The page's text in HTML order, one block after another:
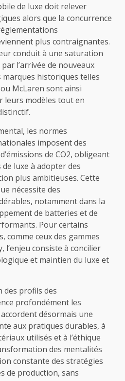
de luxe doit relever
alors que la concurrence
plus contraignantes.
conduit à une saturation
l’arrivée de nouveaux
marques historiques telles
McLaren sont ainsi
leurs modèles tout en
les normes
imposent des
de CO2, obligeant
luxe à adopter des
plus ambitieuses. Cette
nécessite des
notamment dans la
de batteries et de
Pour certains
comme ceux des gammes
l’enjeu consiste à concilier
et maintien du luxe et
des profils des
profondément les
désormais une
aux pratiques durables, à
utilisés et à l’éthique
des mentalités
constante des stratégies
de production, sans